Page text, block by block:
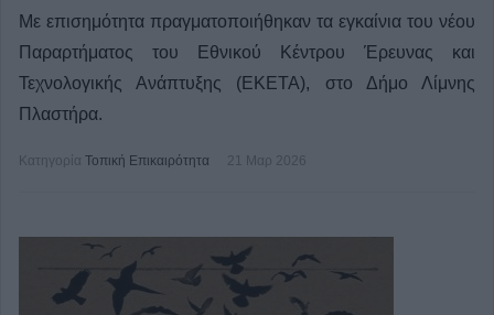
Με επισημότητα πραγματοποιήθηκαν τα εγκαίνια του νέου
Παραρτήματος του Εθνικού Κέντρου Έρευνας και
Τεχνολογικής Ανάπτυξης (ΕΚΕΤΑ), στο Δήμο Λίμνης
Πλαστήρα.
Κατηγορία Τοπική Επικαιρότητα 21 Μαρ 2026